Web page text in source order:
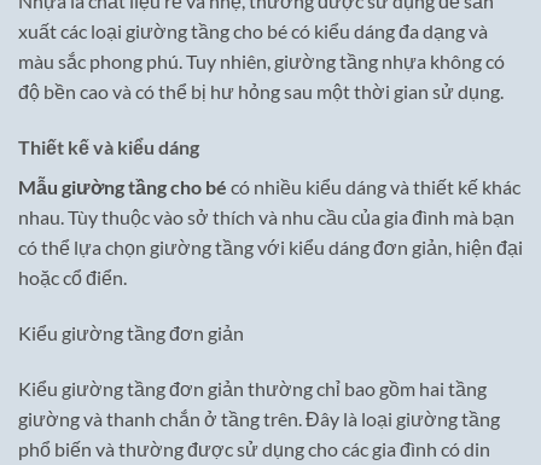
xuất các loại giường tầng cho bé có kiểu dáng đa dạng và
màu sắc phong phú. Tuy nhiên, giường tầng nhựa không có
độ bền cao và có thể bị hư hỏng sau một thời gian sử dụng.
Thiết kế và kiểu dáng
Mẫu giường tầng cho bé có nhiều kiểu dáng và thiết kế khác
nhau. Tùy thuộc vào sở thích và nhu cầu của gia đình mà bạn
có thể lựa chọn giường tầng với kiểu dáng đơn giản, hiện đại
hoặc cổ điển.
Kiểu giường tầng đơn giản
Kiểu giường tầng đơn giản thường chỉ bao gồm hai tầng
giường và thanh chắn ở tầng trên. Đây là loại giường tầng
phổ biến và thường được sử dụng cho các gia đình có din